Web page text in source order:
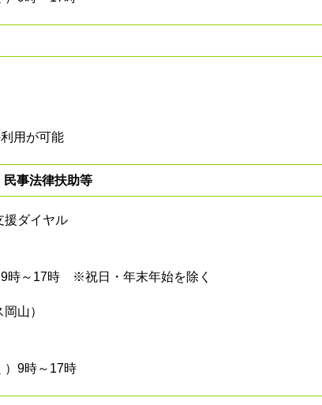
用が可能
事法律扶助等
援ダイヤル
～17時 ※祝日・年末年始を除く
山）
9時～17時